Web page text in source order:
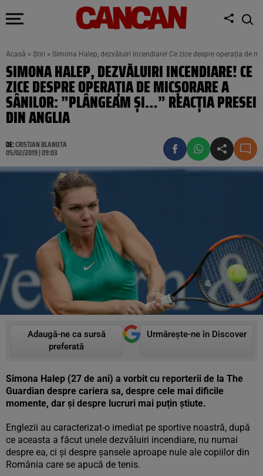
Acasă » Știri » Simona Halep, dezvăluiri incendiare! Ce zice despre operația de
SIMONA HALEP, DEZVĂLUIRI INCENDIARE! CE
ZICE DESPRE OPERAȚIA DE MICȘORARE A
SÂNILOR: ”PLÂNGEAM ȘI…” REACȚIA PRESEI
DIN ANGLIA
DE:CRISTIAN BLANUTA
05/02/2019 | 09:03
Adaugă-ne ca sursă
preferată
Urmărește-ne în Discover
Simona Halep (27 de ani) a vorbit cu reporterii de la The
Guardian despre cariera sa, despre cele mai dificile
momente, dar și despre lucruri mai puțin știute.
Englezii au caracterizat-o imediat pe sportive noastră, după
ce aceasta a făcut unele dezvăluiri incendiare, nu numai
despre ea, ci și despre șansele aproape nule ale copiilor din
România care se apucă de tenis.